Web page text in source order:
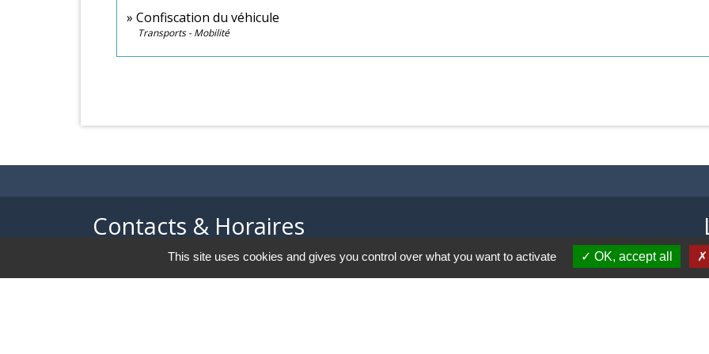
Confiscation du véhicule
Transports - Mobilité
Contacts & Horaires
Commune d'AzéThis site uses cookies and gives you control over what you want to activate OK, accept all